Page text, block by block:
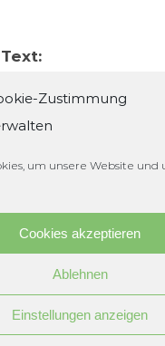
Zustimmung
um unsere Website und
Cookies akzeptieren
Ablehnen
Einstellungen anzeigen
| All Rights